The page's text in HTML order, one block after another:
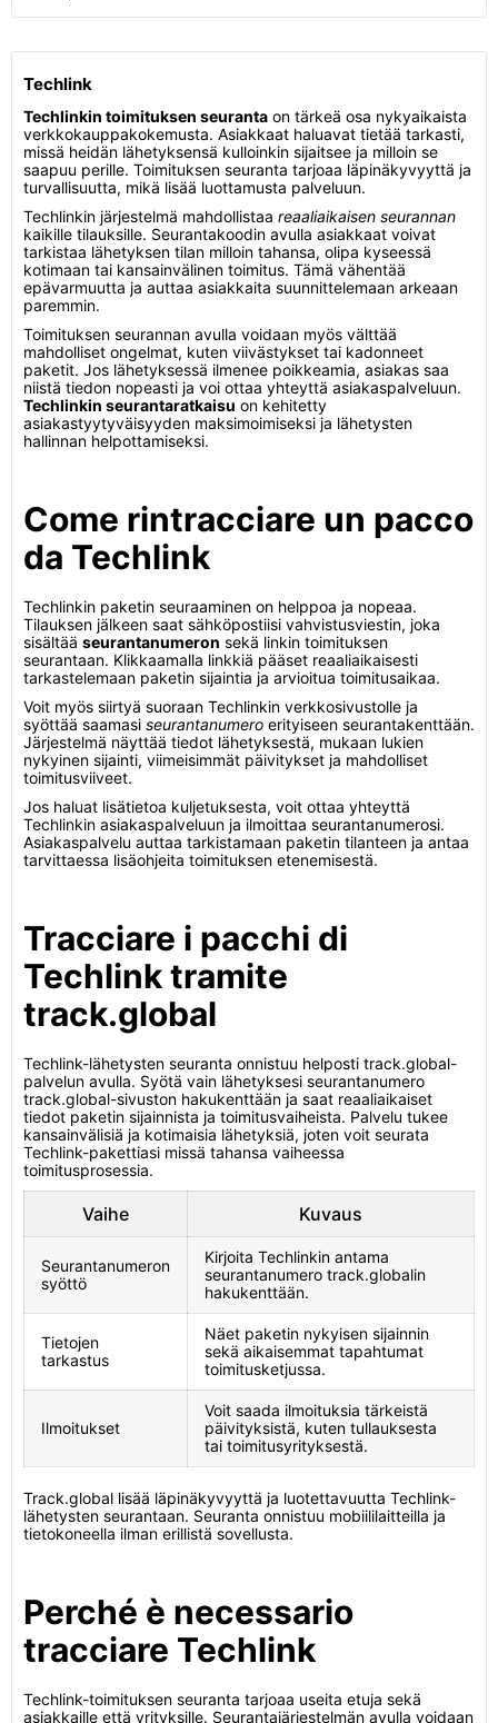
Techlink
Techlinkin toimituksen seuranta on tärkeä osa nykyaikaista
verkkokauppakokemusta. Asiakkaat haluavat tietää tarkasti,
missä heidän lähetyksensä kulloinkin sijaitsee ja milloin se
saapuu perille. Toimituksen seuranta tarjoaa läpinäkyvyyttä ja
turvallisuutta, mikä lisää luottamusta palveluun.
Techlinkin järjestelmä mahdollistaa reaaliaikaisen seurannan
kaikille tilauksille. Seurantakoodin avulla asiakkaat voivat
tarkistaa lähetyksen tilan milloin tahansa, olipa kyseessä
kotimaan tai kansainvälinen toimitus. Tämä vähentää
epävarmuutta ja auttaa asiakkaita suunnittelemaan arkeaan
paremmin.
Toimituksen seurannan avulla voidaan myös välttää
mahdolliset ongelmat, kuten viivästykset tai kadonneet
paketit. Jos lähetyksessä ilmenee poikkeamia, asiakas saa
niistä tiedon nopeasti ja voi ottaa yhteyttä asiakaspalveluun.
Techlinkin seurantaratkaisu on kehitetty
asiakastyytyväisyyden maksimoimiseksi ja lähetysten
hallinnan helpottamiseksi.
Come rintracciare un pacco
da Techlink
Techlinkin paketin seuraaminen on helppoa ja nopeaa.
Tilauksen jälkeen saat sähköpostiisi vahvistusviestin, joka
sisältää seurantanumeron sekä linkin toimituksen
seurantaan. Klikkaamalla linkkiä pääset reaaliaikaisesti
tarkastelemaan paketin sijaintia ja arvioitua toimitusaikaa.
Voit myös siirtyä suoraan Techlinkin verkkosivustolle ja
syöttää saamasi seurantanumero erityiseen seurantakenttään.
Järjestelmä näyttää tiedot lähetyksestä, mukaan lukien
nykyinen sijainti, viimeisimmät päivitykset ja mahdolliset
toimitusviiveet.
Jos haluat lisätietoa kuljetuksesta, voit ottaa yhteyttä
Techlinkin asiakaspalveluun ja ilmoittaa seurantanumerosi.
Asiakaspalvelu auttaa tarkistamaan paketin tilanteen ja antaa
tarvittaessa lisäohjeita toimituksen etenemisestä.
Tracciare i pacchi di
Techlink tramite
track.global
Techlink-lähetysten seuranta onnistuu helposti track.global-
palvelun avulla. Syötä vain lähetyksesi seurantanumero
track.global-sivuston hakukenttään ja saat reaaliaikaiset
tiedot paketin sijainnista ja toimitusvaiheista. Palvelu tukee
kansainvälisiä ja kotimaisia lähetyksiä, joten voit seurata
Techlink-pakettiasi missä tahansa vaiheessa
toimitusprosessia.
Vaihe Kuvaus
Seurantanumeron
syöttö
Kirjoita Techlinkin antama
seurantanumero track.globalin
hakukenttään.
Tietojen
tarkastus
Näet paketin nykyisen sijainnin
sekä aikaisemmat tapahtumat
toimitusketjussa.
Ilmoitukset
Voit saada ilmoituksia tärkeistä
päivityksistä, kuten tullauksesta
tai toimitusyrityksestä.
Track.global lisää läpinäkyvyyttä ja luotettavuutta Techlink-
lähetysten seurantaan. Seuranta onnistuu mobiililaitteilla ja
tietokoneella ilman erillistä sovellusta.
Perché è necessario
tracciare Techlink
Techlink-toimituksen seuranta tarjoaa useita etuja sekä
asiakkaille että yrityksille. Seurantajärjestelmän avulla voidaan